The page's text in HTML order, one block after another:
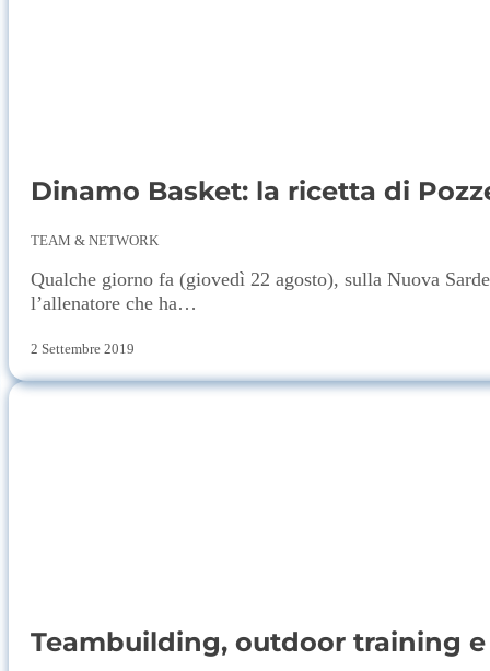
Dinamo Basket: la ricetta di
TEAM & NETWORK
Qualche giorno fa (giovedì 22 agosto), sulla Nuova
l’allenatore che ha…
2 Settembre 2019
Teambuilding, outdoor training